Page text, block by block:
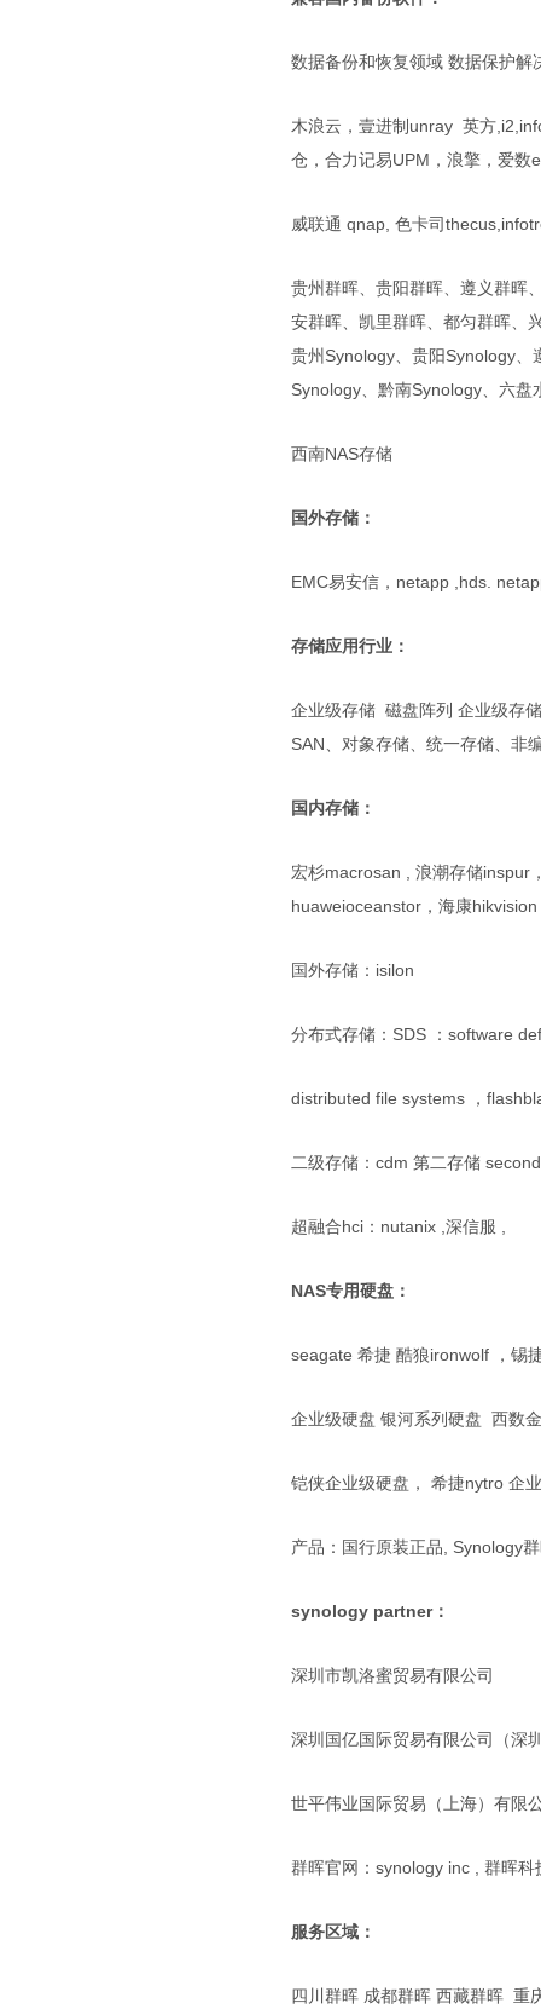
数据备份和恢复领域 数据保护
木浪云，壹进制unray 英方
仓，合力记易UPM，浪擎，爱
威联通 qnap, 色卡司
贵州群晖、贵阳群晖、遵义群晖
安群晖、凯里群晖、都匀群晖、
贵州Synology、贵阳Synology
Synology、黔南Synology、六
西南NAS存储
国外存储：
EMC易安信，netapp ,hds.
存储应用行业：
企业级存储 磁盘阵列 企业级存
SAN、对象存储、统一存储、非
国内存储：
宏杉macrosan , 浪潮存储inspur
huaweioceanstor，海康
国外存储：isilon
分布式存储：SDS ：software
distributed file systems ，
二级存储：cdm 第二存储
超融合hci：nutanix ,深信服 ,
NAS专用硬盘：
seagate 希捷 酷狼ironwolf ，锡
企业级硬盘 银河系列硬盘 西数
铠侠企业级硬盘， 希捷nytro 企
产品：国行原装正品, Synology
synology partner：
深圳市凯洛蜜贸易有限公司
深圳国亿国际贸易有限公司（深
世平伟业国际贸易（上海）有限
群晖官网：synology inc , 群晖科
服务区域：
四川群晖 成都群晖 西藏群晖 重